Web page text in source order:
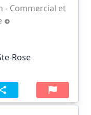
- Commercial et
Rose